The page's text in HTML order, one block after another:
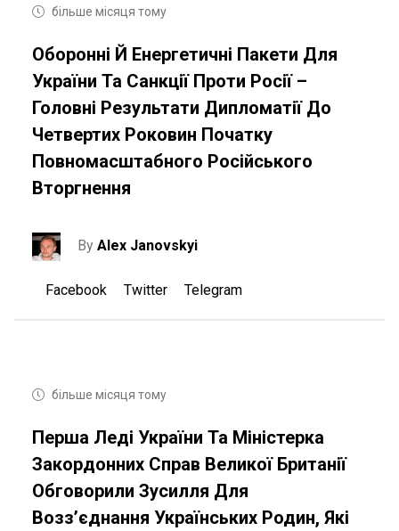
більше місяця тому
Оборонні Й Енергетичні Пакети Для
України Та Санкції Проти Росії –
Головні Результати Дипломатії До
Четвертих Роковин Початку
Повномасштабного Російського
Вторгнення
ByAlex Janovskyi
Facebook Twitter Telegram
більше місяця тому
Перша Леді України Та Міністерка
Закордонних Справ Великої Британії
Обговорили Зусилля Для
Возз’єднання Українських Родин, Які